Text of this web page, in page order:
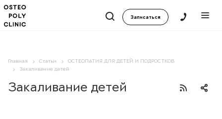
Записаться
Главная Статьи
ОСТЕОПАТИЯ ДЛЯ ДЕТЕЙ И ПОДРОСТКОВ
Закаливание детей
Закаливание детей